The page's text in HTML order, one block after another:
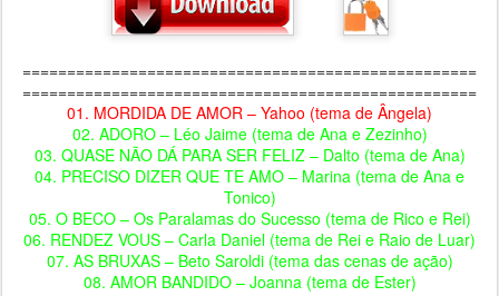
===================================================
===================================================
01. MORDIDA DE AMOR – Yahoo (tema de Ângela)
02. ADORO – Léo Jaime (tema de Ana e Zezinho)
03. QUASE NÃO DÁ PARA SER FELIZ – Dalto (tema de Ana)
04. PRECISO DIZER QUE TE AMO – Marina (tema de Ana e
Tonico)
05. O BECO – Os Paralamas do Sucesso (tema de Rico e Rei)
06. RENDEZ VOUS – Carla Daniel (tema de Rei e Raio de Luar)
07. AS BRUXAS – Beto Saroldi (tema das cenas de ação)
08. AMOR BANDIDO – Joanna (tema de Ester)